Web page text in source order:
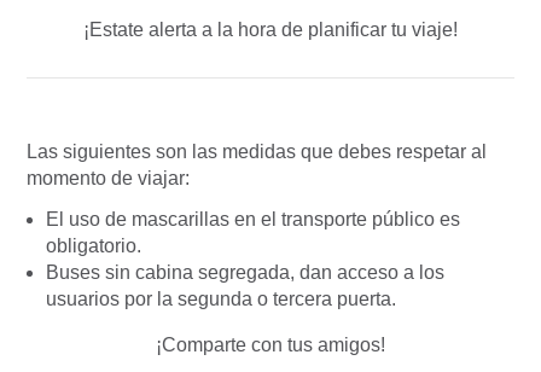
¡Estate alerta a la hora de planificar tu viaje!
Las siguientes son las medidas que debes respetar al
momento de viajar:
El uso de mascarillas en el transporte público es
obligatorio.
Buses sin cabina segregada, dan acceso a los
usuarios por la segunda o tercera puerta.
¡Comparte con tus amigos!